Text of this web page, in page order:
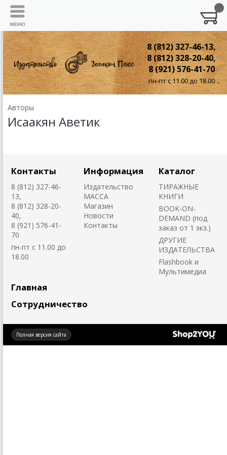
8 (812) 327-46-13,
8 (812) 328-20-40,
8 (921) 576-41-70
пн-пт с 11.00 до 18.00
Авторы
Исаакян Аветик
Контакты
8 (812) 327-46-
13,
8 (812) 328-20-
40,
8 (921) 576-41-
70
пн-пт с 11.00 до
18.00
Информация
Издательство
MACCA
Магазин
Новости
Контакты
Каталог
ТИРАЖНЫЕ
КНИГИ
BOOK-ON-
DEMAND (под
заказ от 1 экз.)
ДРУГИЕ
ИЗДАТЕЛЬСТВА
Flashbook и
Мультимедиа
Главная
Сотрудничество
Полная версия сайта